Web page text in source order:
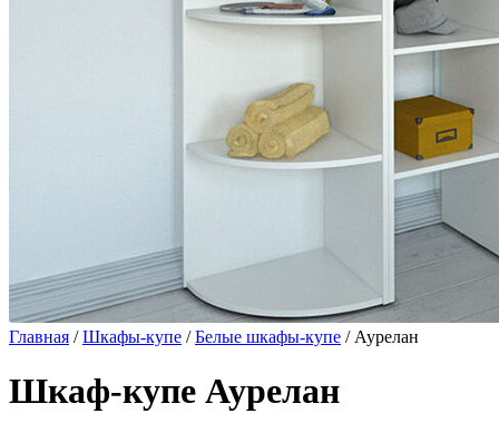
Главная /Шкафы-купе /Белые шкафы-купе / Аурелан
Шкаф-купе Аурелан